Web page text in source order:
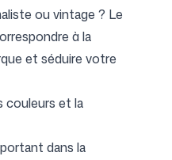
ou vintage ? Le
à la
et séduire votre
couleurs et la
dans la